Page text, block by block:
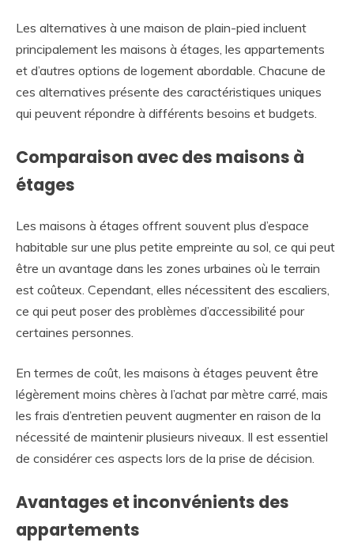
Les alternatives à une maison de plain-pied incluent
principalement les maisons à étages, les appartements
et d’autres options de logement abordable. Chacune de
ces alternatives présente des caractéristiques uniques
qui peuvent répondre à différents besoins et budgets.
Comparaison avec des maisons à
étages
Les maisons à étages offrent souvent plus d’espace
habitable sur une plus petite empreinte au sol, ce qui peut
être un avantage dans les zones urbaines où le terrain
est coûteux. Cependant, elles nécessitent des escaliers,
ce qui peut poser des problèmes d’accessibilité pour
certaines personnes.
En termes de coût, les maisons à étages peuvent être
légèrement moins chères à l’achat par mètre carré, mais
les frais d’entretien peuvent augmenter en raison de la
nécessité de maintenir plusieurs niveaux. Il est essentiel
de considérer ces aspects lors de la prise de décision.
Avantages et inconvénients des
appartements